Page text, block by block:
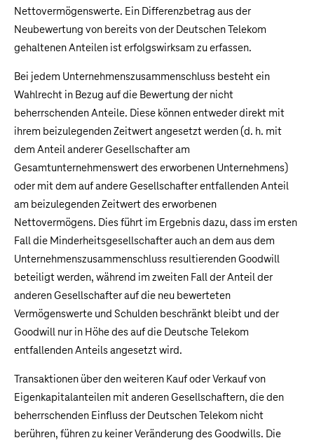
Nettovermögenswerte. Ein Differenzbetrag aus der
Neubewertung von bereits von der Deutschen Telekom
gehaltenen Anteilen ist erfolgswirksam zu erfassen.
Bei jedem Unternehmenszusammenschluss besteht ein
Wahlrecht in Bezug auf die Bewertung der nicht
beherrschenden Anteile. Diese können entweder direkt mit
ihrem beizulegenden Zeitwert angesetzt werden (d. h. mit
dem Anteil anderer Gesellschafter am
Gesamtunternehmenswert des erworbenen Unternehmens)
oder mit dem auf andere Gesellschafter entfallenden Anteil
am beizulegenden Zeitwert des erworbenen
Nettovermögens. Dies führt im Ergebnis dazu, dass im ersten
Fall die Minderheitsgesellschafter auch an dem aus dem
Unternehmenszusammenschluss resultierenden Goodwill
beteiligt werden, während im zweiten Fall der Anteil der
anderen Gesellschafter auf die neu bewerteten
Vermögenswerte und Schulden beschränkt bleibt und der
Goodwill nur in Höhe des auf die Deutsche Telekom
entfallenden Anteils angesetzt wird.
Transaktionen über den weiteren Kauf oder Verkauf von
Eigenkapitalanteilen mit anderen Gesellschaftern, die den
beherrschenden Einfluss der Deutschen Telekom nicht
berühren, führen zu keiner Veränderung des Goodwills. Die